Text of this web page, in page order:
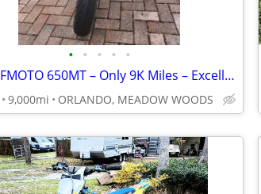
• • • • •
2022 CFMOTO 650MT – Only 9K Miles – Excellent Condition – Clean Title
9,000mi ORLANDO, MEADOW WOODS